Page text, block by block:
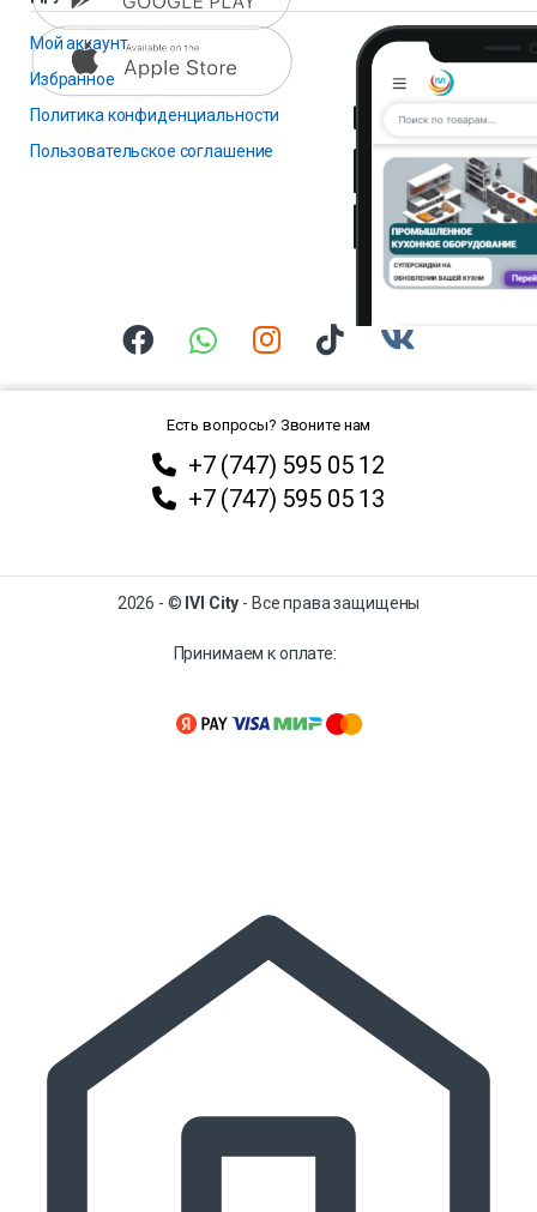
Мой аккаунт
Избранное
Политика конфиденциальности
Пользовательское соглашение
Есть вопросы? Звоните нам
+7 (747) 595 05 12
+7 (747) 595 05 13
2026 - © IVI City - Все права защищены
Принимаем к оплате: